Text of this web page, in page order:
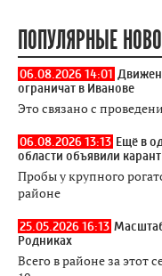
ПОПУЛЯРНЫЕ
06.08.2026 14:01
ограничат в Иванове
Это связано с
06.08.2026 13:13 Ещё в
области объявили
Пробы у крупного
районе
25.05.2026 16:13
Родниках
Всего в районе за этот